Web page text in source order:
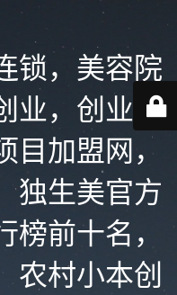
锁，美容院
业，创业加
目加盟网，
独生美官方
前十名，
农村小本创